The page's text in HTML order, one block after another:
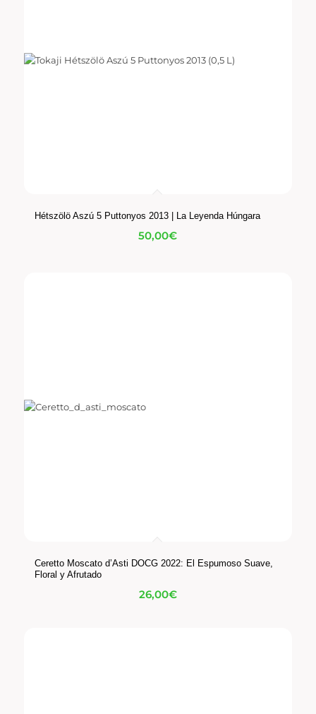
Hétszölö Aszú 5 Puttonyos 2013 | La Leyenda Húngara
50,00€
Ceretto Moscato d’Asti DOCG 2022: El Espumoso Suave,
Floral y Afrutado
26,00€